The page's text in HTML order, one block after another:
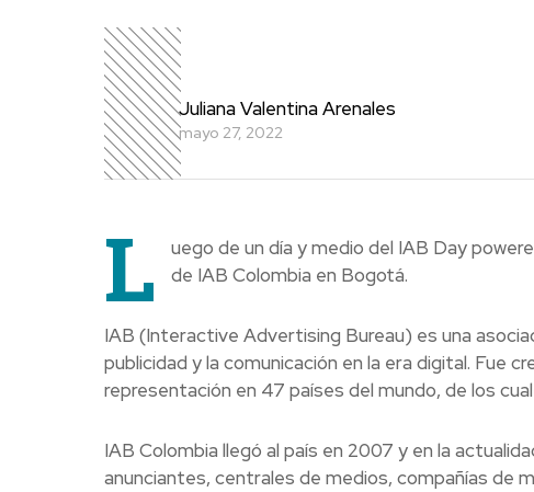
Juliana Valentina Arenales
mayo 27, 2022
L
uego de un día y medio del IAB Day
de IAB Colombia en Bogotá.
IAB (Interactive Advertising Bureau) es una
publicidad y la comunicación en la era digital. Fue
representación en 47 países del mundo, de los
IAB Colombia llegó al país en 2007 y en la
anunciantes, centrales de medios, compañías de